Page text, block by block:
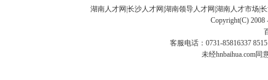
湖南人才网 长沙人才网 湖南领导人才网 湖南人才市场
Copyright(C) 2008
客服电话：0731-85816337
未经hnbaihua.com